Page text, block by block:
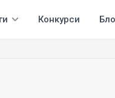
Конкурси